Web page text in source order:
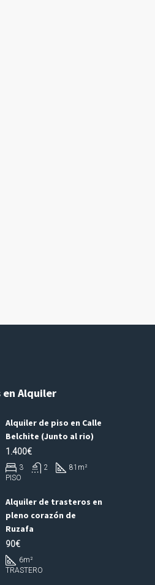
en Alquiler
Alquiler de piso en Calle
Belchite (Junto al rio)
1.400€
3 2 81 m²
PISO
Alquiler de trasteros en
pleno corazón de
Ruzafa
90€
6m²
TRASTERO